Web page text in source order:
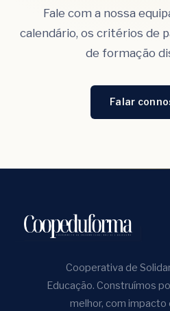
Fale com a nossa
calendário, os critérios de
de formação
Falar
Cooperativa de
Educação. Construímos
melhor, com impacto